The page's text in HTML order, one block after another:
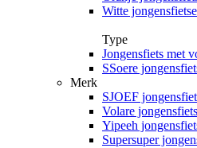
Witte
Type
Jongensfiets met
SSoere
Merk
SJOEF
Volare
Yipeeh
Supersuper